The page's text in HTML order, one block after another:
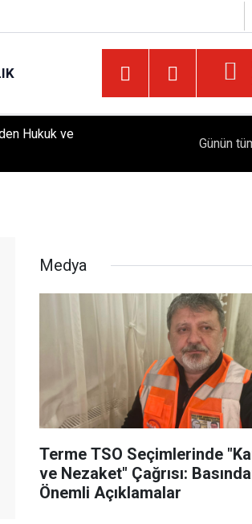
Hukuk ve
Öğrencilerini
Günün
Medya
Terme TSO Seçimlerinde
ve Nezaket" Çağrısı:
Önemli Açıklamalar